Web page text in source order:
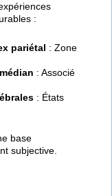
:
pariétal : Zone
: Associé
: États
base
subjective.